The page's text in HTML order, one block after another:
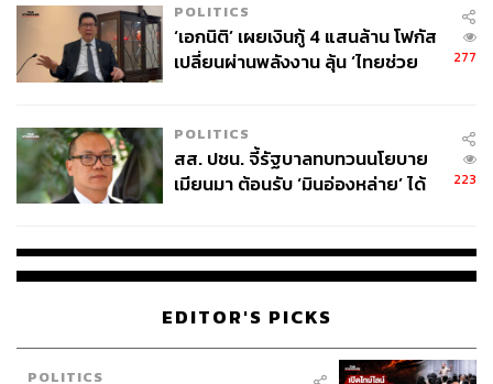
POLITICS
‘เอกนิติ’ เผยเงินกู้ 4 แสนล้าน โฟกัส
เปลี่ยนผ่านพลังงาน ลุ้น ‘ไทยช่วย
277
POLITICS
สส. ปชน. จี้รัฐบาลทบทวนนโยบาย
เมียนมา ต้อนรับ ‘มินอ่องหล่าย’ ได้
223
EDITOR'S PICKS
POLITICS